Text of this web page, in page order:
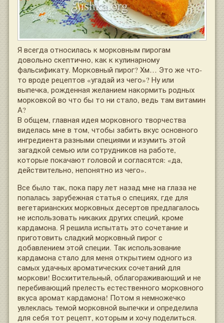
Я всегда относилась к морковным пирогам
довольно скептично, как к кулинарному
фальсификату. Морковный пирог? Хм… Это же что-
то вроде рецептов «угадай из чего»? Ну или
выпечка, рожденная желанием накормить родных
морковкой во что бы то ни стало, ведь там витамин
А?
В общем, главная идея морковного творчества
виделась мне в том, чтобы забить вкус основного
ингредиента разными специями и изумить этой
загадкой семью или сотрудников на работе,
которые покачают головой и согласятся: «да,
действительно, непонятно из чего».
Все было так, пока пару лет назад мне на глаза не
попалась зарубежная статья о специях, где для
вегетарианских морковных десертов предлагалось
не использовать никаких других специй, кроме
кардамона. Я решила испытать это сочетание и
приготовить сладкий морковный пирог с
добавлением этой специи. Так использование
кардамона стало для меня открытием одного из
самых удачных ароматических сочетаний для
моркови! Восхитительный, облагораживающий и не
перебивающий прелесть естественного морковного
вкуса аромат кардамона! Потом я немножечко
увлеклась темой морковной выпечки и определила
для себя тот рецепт, которым и хочу поделиться.